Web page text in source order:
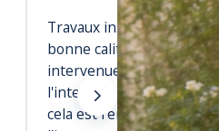
Travaux installation d'un
bonne calité, un petit
intervenue après
l'intervention du SAV
cela est rentré dans